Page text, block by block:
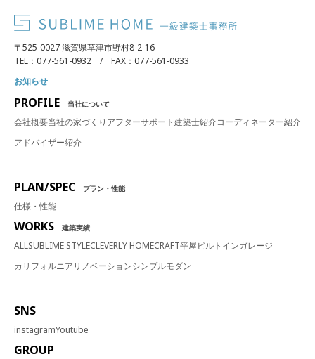
〒525-0027 滋賀県草津市野村8-2-16
TEL：077-561-0932 / FAX：077-561-0933
お知らせ
PROFILE 当社について
会社概要当社の家づくり アフターサポート建築士紹介コーディネーター紹介
アドバイザー紹介
PLAN/SPEC プラン・性能
仕様・性能
WORKS 建築実績
ALLSUBLIME STYLECLEVERLY HOMECRAFT平屋ビルトインガレージ
カリフォルニア リノベーションシンプルモダン
SNS
instagramYoutube
GROUP